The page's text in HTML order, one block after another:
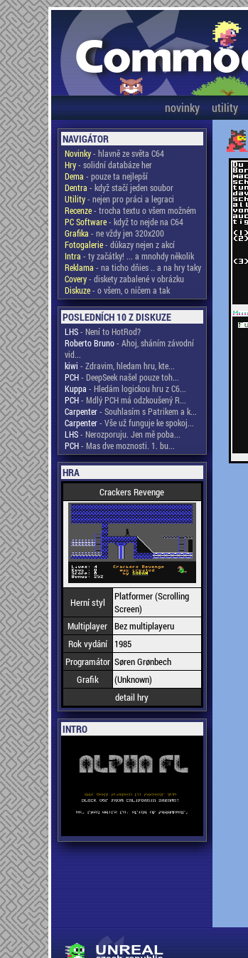
novinky utility
NAVIGÁTOR
Novinky- hlavně ze světa C64
Hry- solidní databáze her
Dema - pouze ta nejlepší
Dentra - když stačí jeden soubor
Utility- nejen pro práci a legraci
Recenze- trocha textu o všem možném
PC Software- když to nejde na C64
Grafika - ne vždy jen 320x200
Fotogalerie- důkazy nejen z akcí
Intra - ty začátky! ... a mnohdy několik
Reklama - na ticho dňies .. a na hry taky
Covery- diskety zabalené v obrázku
Diskuze- o všem, o ničem a tak
POSLEDNÍCH 10 Z DISKUZE
LHS- Není to HotRod?
Roberto Bruno- Ahoj, sháním závodní
vid...
kiwi - Zdravim, hledam hru, kte...
PCH- DeepSeek našel pouze toh...
Kuppa - Hledám logickou hru z C6...
PCH- Mdlý PCH má odzkoušený R...
Carpenter- Souhlasím s Patrikem a k...
Carpenter- Vše už funguje ke spokoj...
LHS- Nerozporuju. Jen mě poba...
PCH- Mas dve moznosti. 1. bu...
HRA
Crackers Revenge
Herní styl
Platformer (Scrolling
Screen)
Multiplayer Bez multiplayeru
Rok vydání
1985
Programátor Søren Grønbech
Grafik
(Unknown)
detail hry
INTRO